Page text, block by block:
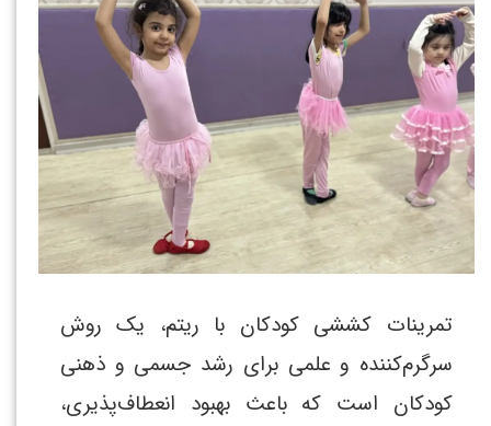
تمرینات کششی کودکان با ریتم، یک روش
سرگرم‌کننده و علمی برای رشد جسمی و ذهنی
کودکان است که باعث بهبود انعطاف‌پذیری،